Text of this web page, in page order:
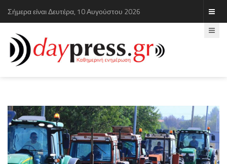
Σήμερα είναι Δευτέρα, 10 Αυγούστου 2026